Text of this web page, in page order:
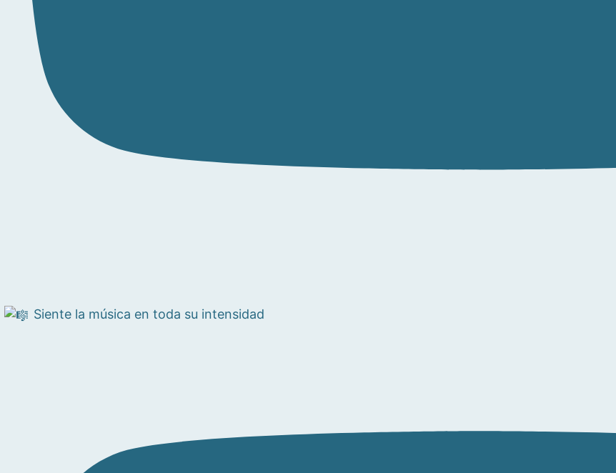
Siente la música en toda su intensidad